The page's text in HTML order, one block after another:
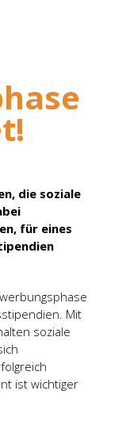
die soziale
für eines
Mit
soziale
ist wichtiger